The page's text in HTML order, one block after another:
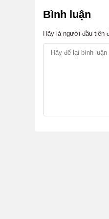
Bình luận
Hãy là người đầu tiên